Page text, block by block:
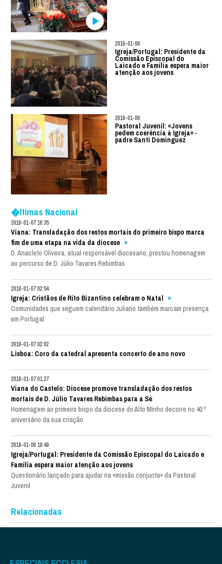
2018-01-06
Igreja/Portugal: Presidente da
Comissão Episcopal do
Laicado e Família espera maior
atenção aos jovens
2018-01-06
Pastoral Juvenil: «Jovens
pedem coerência à Igreja» -
padre Santi Dominguez
�ltimas Nacional
2018-01-07 16:35
Viana: Transladação dos restos mortais do primeiro bispo marca
fim de uma etapa na vida da diocese
D. Anacleto Oliveira, atual responsável diocesano, prestou homenagem
ao percurso de D. Júlio Tavares Rebimbas
2018-01-07 02:54
Igreja: Cristãos de Rito Bizantino celebram o Natal
Comunidades que seguem calendário Juliano também marcam presença
em Portugal
2018-01-07 02:02
Lisboa: Coro da catedral apresenta concerto de ano novo
2018-01-07 01:27
Viana do Castelo: Diocese promove transladação dos restos
mortais de D. Júlio Tavares Rebimbas para a Sé
Homenagem ao primeiro bispo da diocese do Alto Minho decorre no 40.º
aniversário da sua criação
2018-01-06 18:49
Igreja/Portugal: Presidente da Comissão Episcopal do Laicado e
Família espera maior atenção aos jovens
Questionário lançado para ajudar na «missão conjunta» da Pastoral
Juvenil
Relacionadas